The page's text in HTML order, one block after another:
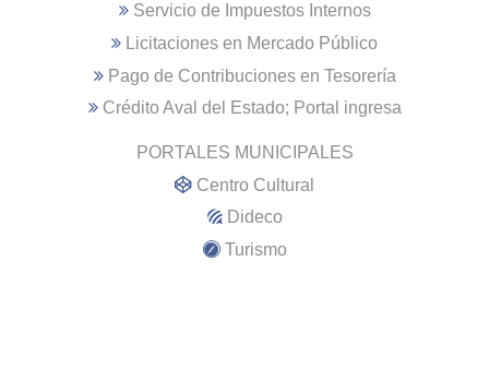
Servicio de Impuestos Internos
Licitaciones en Mercado Público
Pago de Contribuciones en Tesorería
Crédito Aval del Estado; Portal ingresa
PORTALES MUNICIPALES
Centro Cultural
Dideco
Turismo